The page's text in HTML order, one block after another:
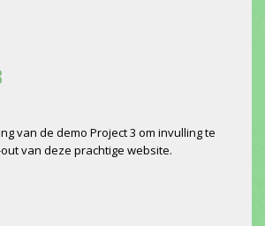
van de demo Project 3 om invulling te
van deze prachtige website.